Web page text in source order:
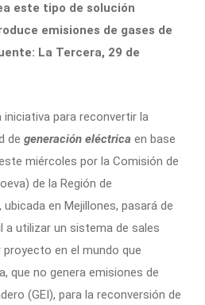
este tipo de solución
emisiones de gases de
La Tercera, 29 de
iniciativa para reconvertir la
de generación eléctrica en base
miércoles por la Comisión de
de la Región de
en Mejillones, pasará de
utilizar un sistema de sales
en el mundo que
que no genera emisiones de
(GEI), para la reconversión de